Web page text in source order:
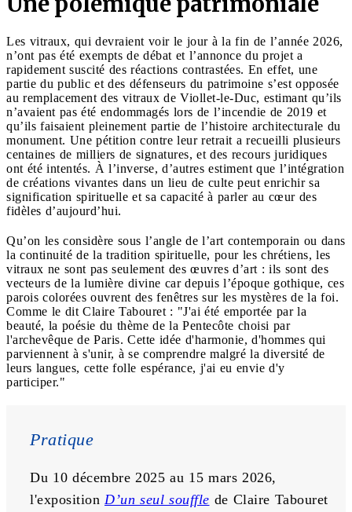
Les vitraux, qui devraient voir le jour à la fin de l’année 2026,
n’ont pas été exempts de débat et l’annonce du projet a
rapidement suscité des réactions contrastées. En effet, une
partie du public et des défenseurs du patrimoine s’est opposée
au remplacement des vitraux de Viollet-le-Duc, estimant qu’ils
n’avaient pas été endommagés lors de l’incendie de 2019 et
qu’ils faisaient pleinement partie de l’histoire architecturale du
monument. Une pétition contre leur retrait a recueilli plusieurs
centaines de milliers de signatures, et des recours juridiques
ont été intentés. À l’inverse, d’autres estiment que l’intégration
de créations vivantes dans un lieu de culte peut enrichir sa
signification spirituelle et sa capacité à parler au cœur des
fidèles d’aujourd’hui.
Qu’on les considère sous l’angle de l’art contemporain ou dans
la continuité de la tradition spirituelle, pour les chrétiens, les
vitraux ne sont pas seulement des œuvres d’art : ils sont des
vecteurs de la lumière divine car depuis l’époque gothique, ces
parois colorées ouvrent des fenêtres sur les mystères de la foi.
Comme le dit Claire Tabouret : "J'ai été emportée par la
beauté, la poésie du thème de la Pentecôte choisi par
l'archevêque de Paris. Cette idée d'harmonie, d'hommes qui
parviennent à s'unir, à se comprendre malgré la diversité de
leurs langues, cette folle espérance, j'ai eu envie d'y
participer."
Pratique
Du 10 décembre 2025 au 15 mars 2026,
l'exposition D’un seul souffle de Claire Tabouret